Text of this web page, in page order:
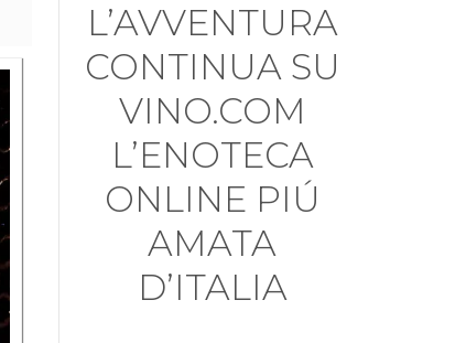
L’AVVENTURA
CONTINUA SU
VINO.COM
L’ENOTECA
ONLINE PIÚ
AMATA
D’ITALIA